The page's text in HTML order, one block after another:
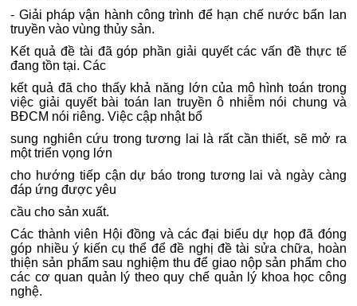
- Giải pháp vận hành công trình để hạn chế nước bẩn lan
truyền vào vùng thủy sản.
Kết quả đề tài đã góp phần giải quyết các vấn đề thực tế
đang tồn tại. Các
kết quả đã cho thấy khả năng lớn của mô hình toán trong
việc giải quyết bài toán lan truyền ô nhiễm nói chung và
BĐCM nói riêng. Việc cập nhật bổ
sung nghiên cứu trong tương lai là rất cần thiết, sẽ mở ra
một triển vọng lớn
cho hướng tiếp cận dự báo trong tương lai và ngày càng
đáp ứng được yêu
cầu cho sản xuất.
Các thành viên Hội đồng và các đại biểu dự họp đã đóng
góp nhiều ý kiến cụ thể để đề nghị đề tài sửa chữa, hoàn
thiện sản phẩm sau nghiệm thu để giao nộp sản phẩm cho
các cơ quan quản lý theo quy chế quản lý khoa học công
nghệ.